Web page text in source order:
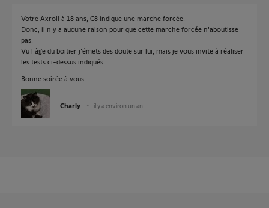
Votre Axroll à 18 ans, C8 indique une marche forcée.
Donc, il n'y a aucune raison pour que cette marche forcée n'aboutisse
pas.
Vu l'âge du boitier j'émets des doute sur lui, mais je vous invite à réaliser
les tests ci-dessus indiqués.
Bonne soirée à vous
Charly il y a environ un an